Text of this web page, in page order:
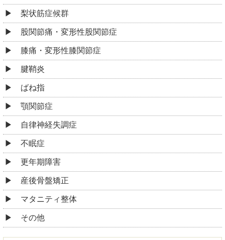
梨状筋症候群
股関節痛・変形性股関節症
膝痛・変形性膝関節症
腱鞘炎
ばね指
顎関節症
自律神経失調症
不眠症
更年期障害
産後骨盤矯正
マタニティ整体
その他